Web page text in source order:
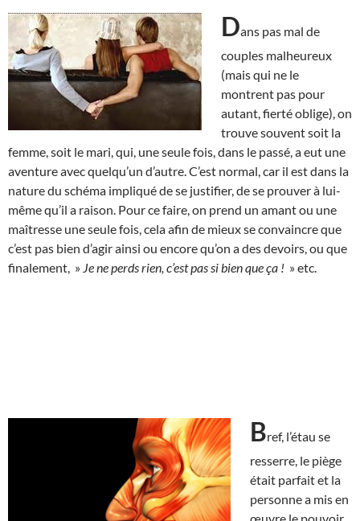
Dans pas mal de
couples malheureux
(mais qui ne le
montrent pas pour
autant, fierté oblige), on
trouve souvent soit la
femme, soit le mari, qui, une seule fois, dans le passé, a eut une
aventure avec quelqu’un d’autre. C’est normal, car il est dans la
nature du schéma impliqué de se justifier, de se prouver à lui-
même qu’il a raison. Pour ce faire, on prend un amant ou une
maîtresse une seule fois, cela afin de mieux se convaincre que
c’est pas bien d’agir ainsi ou encore qu’on a des devoirs, ou que
finalement, » Je ne perds rien, c’est pas si bien que ça ! » etc.
Bref, l’étau se
resserre, le piège
était parfait et la
personne a mis en
œuvre le pouvoir